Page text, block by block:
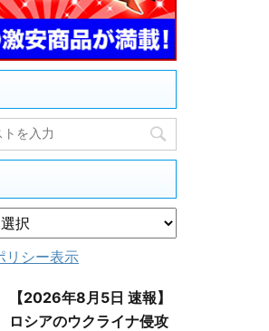
リシー表示
【2026年8月5日 速報】
ロシアのウクライナ侵攻